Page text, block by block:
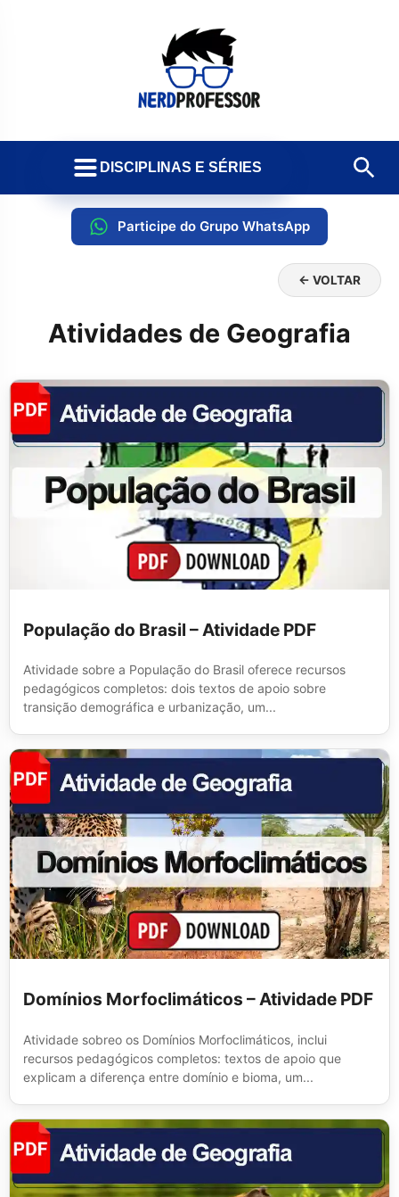
DISCIPLINAS E SÉRIES
Participe do Grupo WhatsApp
← VOLTAR
Atividades de Geografia
População do Brasil – Atividade PDF
Atividade sobre a População do Brasil oferece recursos
pedagógicos completos: dois textos de apoio sobre
transição demográfica e urbanização, um...
Domínios Morfoclimáticos – Atividade PDF
Atividade sobreo os Domínios Morfoclimáticos, inclui
recursos pedagógicos completos: textos de apoio que
explicam a diferença entre domínio e bioma, um...